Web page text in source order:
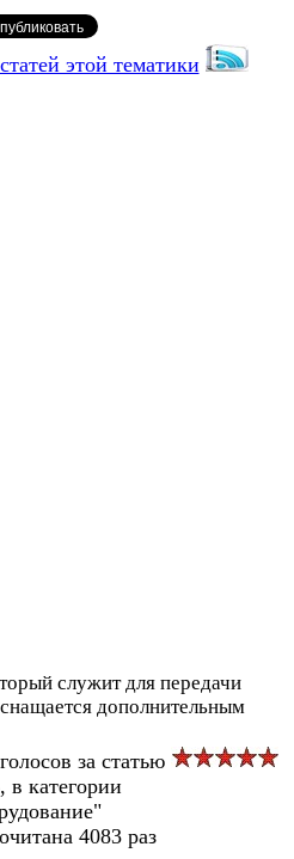
этой тематики
служит для передачи
дополнительным
за статью
в категории
4083 раз